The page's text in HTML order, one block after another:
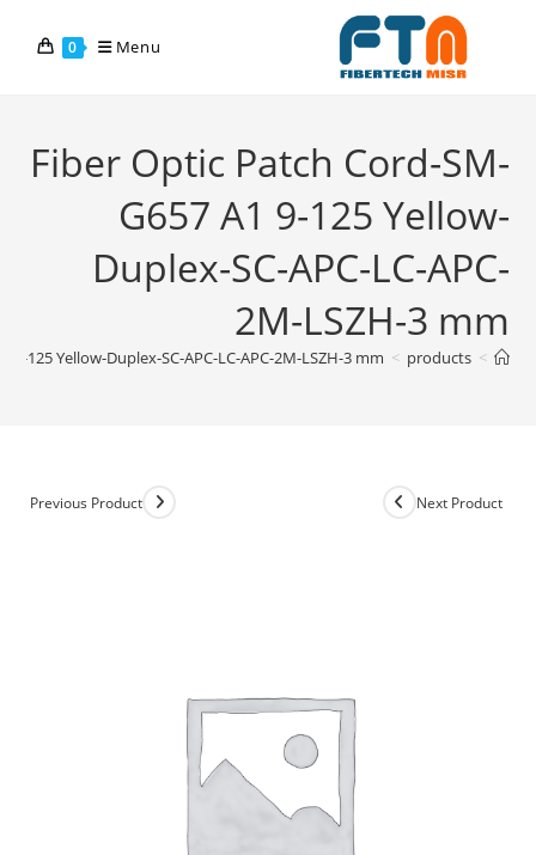
0 Menu
Fiber Optic Patch Cord-SM-
G657 A1 9-125 Yellow-
Duplex-SC-APC-LC-APC-
2M-LSZH-3 mm
>
products
>
9-125 Yellow-Duplex-SC-APC-LC-APC-2M-LSZH-3 mm
Previous Product Next Product